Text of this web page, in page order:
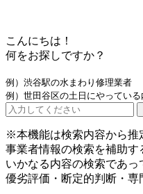
こんにちは！
何をお探しですか？
例）渋谷駅の水まわり修理業者
例）世田谷区の土日にやっている
※本機能は検索内容から推
事業者情報の検索を補助す
いかなる内容の検索であっ
優劣評価・断定的判断・専